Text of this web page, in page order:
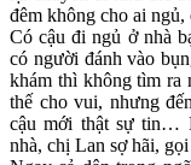
đêm không cho ai
Có cậu đi ngủ ở nhà
có người đánh vào
khám thì không tìm ra
thế cho vui, nhưng
cậu mới thật sự tin…
nhà, chị Lan sợ hãi,